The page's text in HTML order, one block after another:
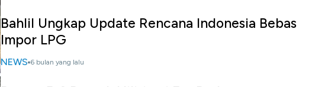
Bahlil Ungkap Update Rencana Indonesia Bebas
Impor LPG
NEWS 6 bulan yang lalu